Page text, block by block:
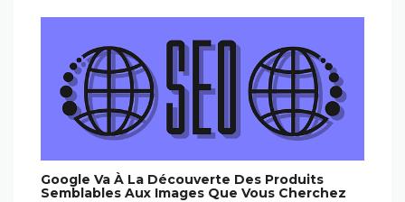
Google Va À La Découverte Des Produits
Semblables Aux Images Que Vous Cherchez